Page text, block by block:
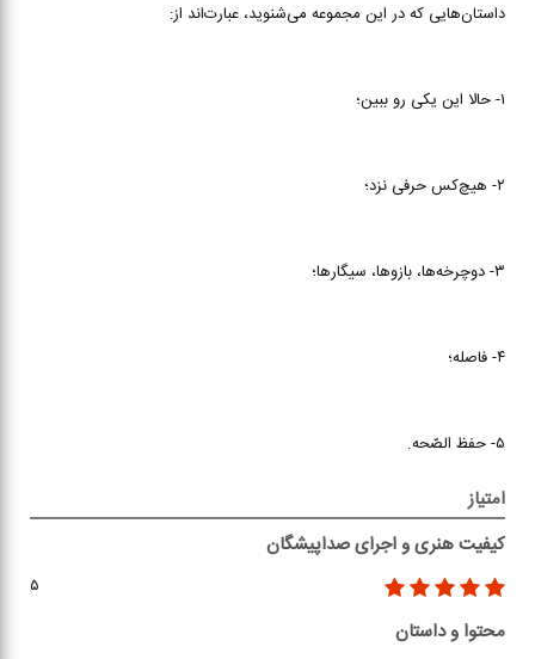
داستان‌هایی که در این مجموعه می‌شنوید، عبارت‌اند از:
۱- حالا این یکی رو ببین؛
۲- هیچ‌کس حرفی نزد؛
۳- دوچرخه‌ها، بازوها، سیگارها؛
۴- فاصله؛
۵- حفظ الصّحه.
امتیاز
کیفیت هنری و اجرای صداپیشگان
۵
محتوا و داستان